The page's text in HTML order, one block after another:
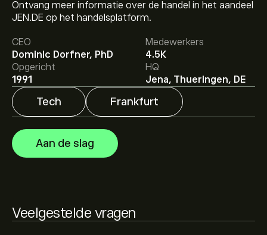
Ontvang meer informatie over de handel in het aandeel
JEN.DE op het handelsplatform.
CEO
Dominic Dorfner, PhD
Medewerkers
4.5K
Opgericht
1991
HQ
Jena, Thueringen, DE
Tech Frankfurt
Aan de slag
Veelgestelde vragen
Meld je aan
bij eToro voor gedetailleerde
analistenvoorspellingen en koersdoelen.
Analisten bieden voorspellingen voor Jenoptik
gebaseerd op markttrends, financiële rapporten en
verwachte groei. Bekijk de meest recente voorspelling
voor toekomstige koersbewegingen.
De marktkapitalisatie van Jenoptik is 2.24B‎€‎